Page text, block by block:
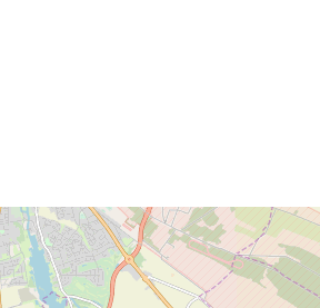
120066022-srv-84760c86-1d7c-
46c8-a896-83f14942bf4f
Risorsa: